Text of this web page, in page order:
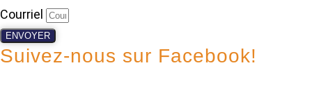
Courriel
ENVOYER
Suivez-nous sur Facebook!